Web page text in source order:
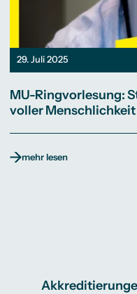
29. Juli 2025
MU-Ringvorlesung:
voller Menschlichkeit
mehr lesen